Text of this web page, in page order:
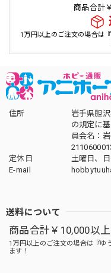
商品合計
1万円以上のご注文の場合は
住所
岩手県胆
の規定に
員会名：
定休日
土曜日、
E-mail
送料について
商品合計￥10,000以
1万円以上のご注文の場合は『ゆ
ます！